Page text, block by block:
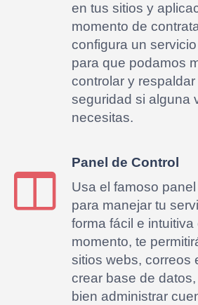
en tus sitios y
momento de
configura un
para que podamos
controlar y
seguridad si alguna
necesitas.
Panel de Control
Usa el famoso panel
para manejar tu
forma fácil e intuitiva
momento, te
sitios webs, correos
crear base de
bien administrar